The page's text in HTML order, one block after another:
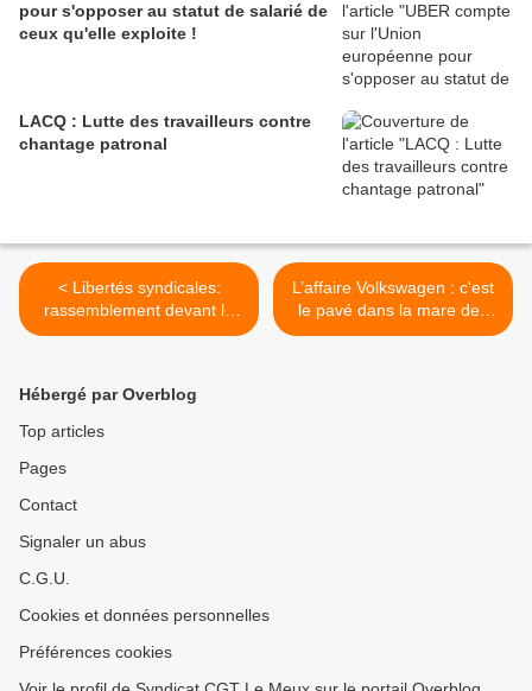
pour s'opposer au statut de salarié de
ceux qu'elle exploite !
LACQ : Lutte des travailleurs contre
chantage patronal
< Libertés syndicales:
rassemblement devant la
préfecture de Beauvais
L’affaire Volkswagen : c'est
le pavé dans la mare des
normes iso 9000 ! >
Hébergé par Overblog
Top articles
Pages
Contact
Signaler un abus
C.G.U.
Cookies et données personnelles
Préférences cookies